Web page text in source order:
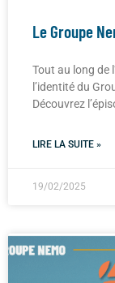
Le Groupe
Tout au long de
l’identité du
Découvrez
LIRE LA SUITE »
19/02/2025